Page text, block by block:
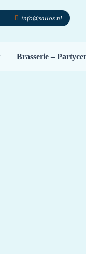
info@sallos.nl
Brasserie –